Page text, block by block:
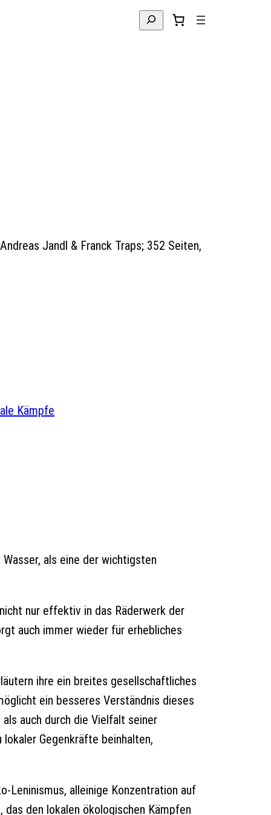
Suchen
Jandl & Franck Traps; 352 Seiten,
Kämpfe
als eine der wichtigsten
nur effektiv in das Räderwerk der
auch immer wieder für erhebliches
ihre ein breites gesellschaftliches
ein besseres Verständnis dieses
auch durch die Vielfalt seiner
Gegenkräfte beinhalten,
Leninismus, alleinige Konzentration auf
den lokalen ökologischen Kämpfen